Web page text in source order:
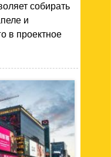
собирать
и
в проектное